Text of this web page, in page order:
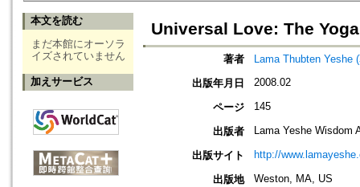
本文を読む
まだ本館にオーソラ
イズされていません
加えサービス
Universal Love: The
著者
Lama Thubten Yeshe
出版年月日
2008.02
ページ 145
出版者 Lama Yeshe Wisdom
出版サイト http://
出版地 Weston, MA, US